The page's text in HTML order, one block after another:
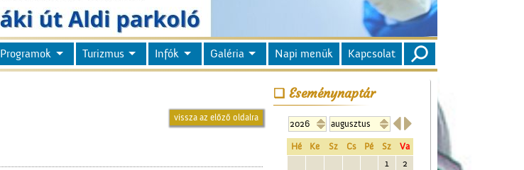
Programok Turizmus Infók Galéria Napi menük Kapcsolat
vissza az előző oldalra
Eseménynaptár

Hé Ke Sz Cs Pé Sz
Va
1
2